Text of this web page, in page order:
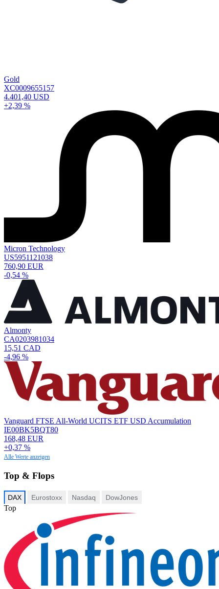
Gold
XC0009655157
4.401,40 USD
+2,39 %
Micron Technology
US5951121038
760,90 EUR
-0,54 %
Almonty
CA0203981034
15,51 CAD
-4,96 %
Vanguard FTSE All-World UCITS ETF USD Accumulation
IE00BK5BQT80
168,48 EUR
+0,37 %
Alle Werte anzeigen
Top & Flops
DAX Eurostoxx Nasdaq DowJones
Top